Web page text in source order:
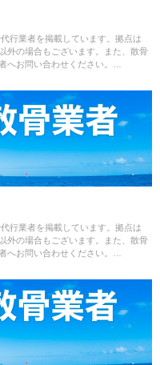
- assumed ' ' (this
public_html/
行業者を掲載しています。拠点は
外の場合もございます。また、散骨
へお問い合わせください。…
- assumed ' ' (this
public_html/
行業者を掲載しています。拠点は
外の場合もございます。また、散骨
へお問い合わせください。…